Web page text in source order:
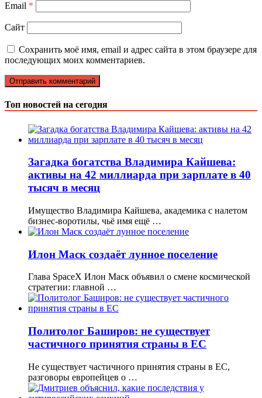
Email *
Сайт
Сохранить моё имя, email и адрес сайта в этом браузере для
последующих моих комментариев.
Топ новостей на сегодня
Загадка богатства Владимира Кайшева:
активы на 42 миллиарда при зарплате в 40
тысяч в месяц
Имущество Владимира Кайшева, академика с налетом
бизнес-воротилы, чьё имя ещё …
Илон Маск создаёт лунное поселение
Глава SpaceX Илон Маск объявил о смене космической
стратегии: главной …
Политолог Баширов: не существует
частичного принятия страны в ЕС
Не существует частичного принятия страны в ЕС,
разговоры европейцев о …